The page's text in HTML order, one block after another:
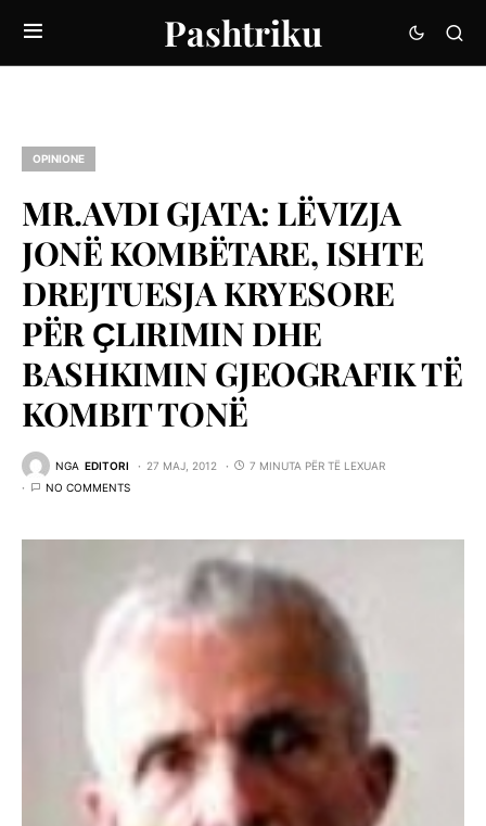
Pashtriku
OPINIONE
MR.AVDI GJATA: LËVIZJA
JONË KOMBËTARE, ISHTE
DREJTUESJA KRYESORE
PËR ҪLIRIMIN DHE
BASHKIMIN GJEOGRAFIK TË
KOMBIT TONË
NGA EDITORI 27 MAJ, 2012
7 MINUTA PËR TË LEXUAR
NO COMMENTS